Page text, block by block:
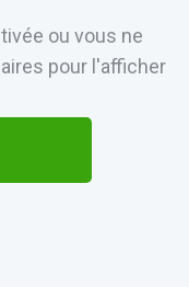
ou vous ne
pour l'afficher